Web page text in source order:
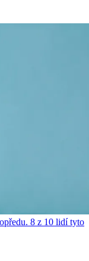
8 z 10 lidí tyto